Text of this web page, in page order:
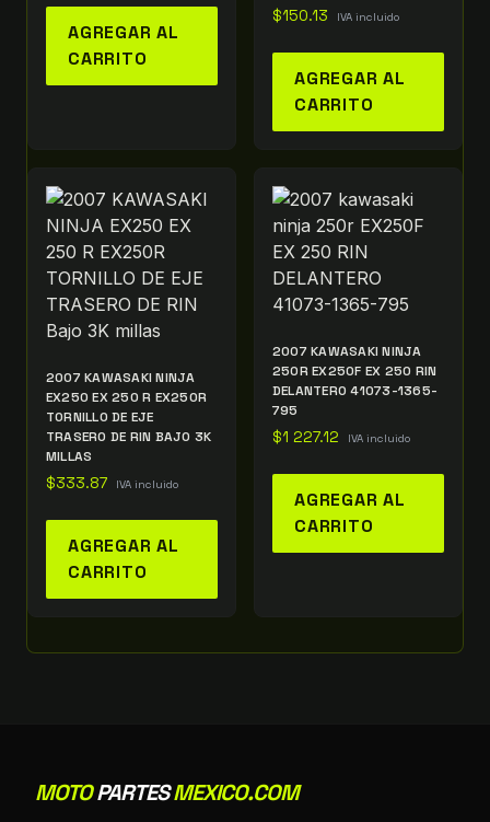
AGREGAR AL
CARRITO
$150.13 IVA incluido
AGREGAR AL
CARRITO
2007 KAWASAKI NINJA
EX250 EX 250 R EX250R
TORNILLO DE EJE
TRASERO DE RIN BAJO 3K
MILLAS
$333.87 IVA incluido
AGREGAR AL
CARRITO
2007 KAWASAKI NINJA
250R EX250F EX 250 RIN
DELANTERO 41073-1365-
795
$1 227.12 IVA incluido
AGREGAR AL
CARRITO
MOTOPARTESMEXICO.COM